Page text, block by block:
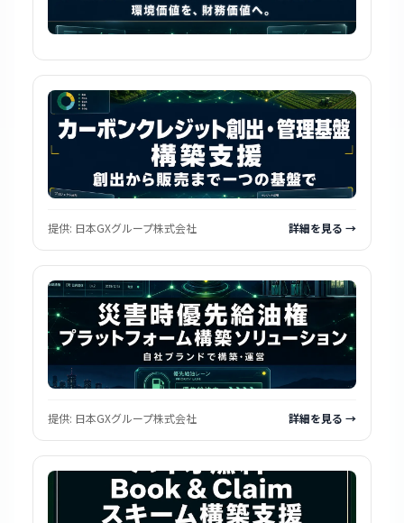
提供: 日本GXグループ株式会社 詳細を見る →
提供: 日本GXグループ株式会社 詳細を見る →